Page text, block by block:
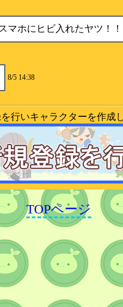
マホにヒビ入れたヤツ！
8/5 14:38
行いキャラクターを作成
TOPページ